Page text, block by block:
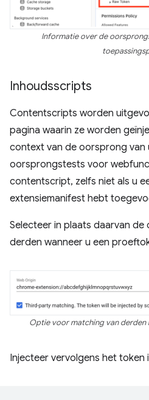
Informatie over de
Inhoudsscripts
Contentscripts worden
pagina waarin ze worden
context van de oorsprong van
oorsprongstests voor
contentscript, zelfs niet als u
extensiemanifest hebt
Selecteer in plaats daarvan
derden wanneer u een
Optie voor matching van derden
Injecteer vervolgens het token